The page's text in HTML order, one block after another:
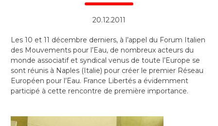
20.12.2011
Les 10 et 11 décembre derniers, à l’appel du Forum Italien
des Mouvements pour l’Eau, de nombreux acteurs du
monde associatif et syndical venus de toute l’Europe se
sont réunis à Naples (Italie) pour créer le premier Réseau
Européen pour l’Eau. France Libertés a évidemment
participé à cette rencontre de première importance.